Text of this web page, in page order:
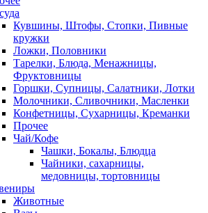
Кувшины, Штофы, Стопки, Пивные
кружки
Ложки, Половники
Тарелки, Блюда, Менажницы,
Фруктовницы
Горшки, Супницы, Салатники, Лотки
Молочники, Сливочники, Масленки
Конфетницы, Сухарницы, Креманки
Прочее
Чай/Кофе
Чашки, Бокалы, Блюдца
Чайники, сахарницы,
медовницы, тортовницы
Животные